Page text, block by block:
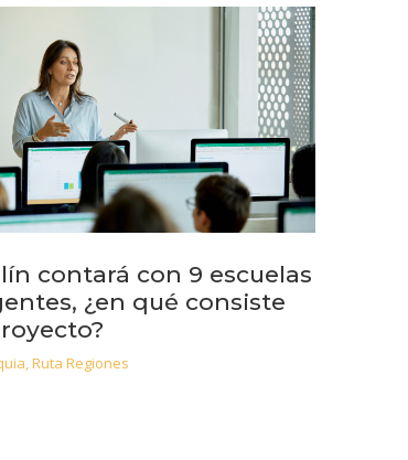
contará con 9 escuelas
¿en qué consiste
,Ruta Regiones